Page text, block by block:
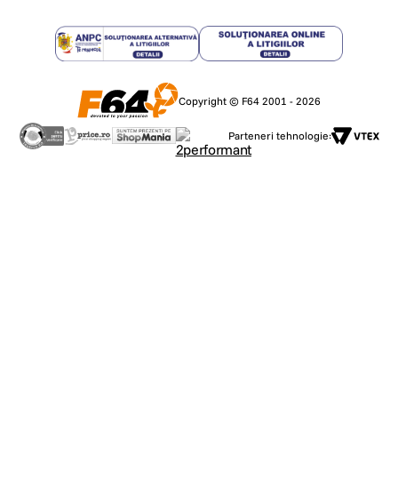
Copyright © F64 2001 - 2026
Parteneri tehnologie: